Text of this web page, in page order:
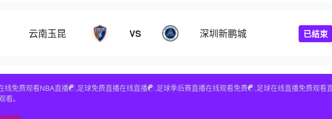
云南玉昆 VS 深圳新鹏城 已结束
免费观看NBA直播☯️,足球免费直播在线直播☯️,足球季后赛直播在线观看免费☯️,足球在线直播免费观看
看。